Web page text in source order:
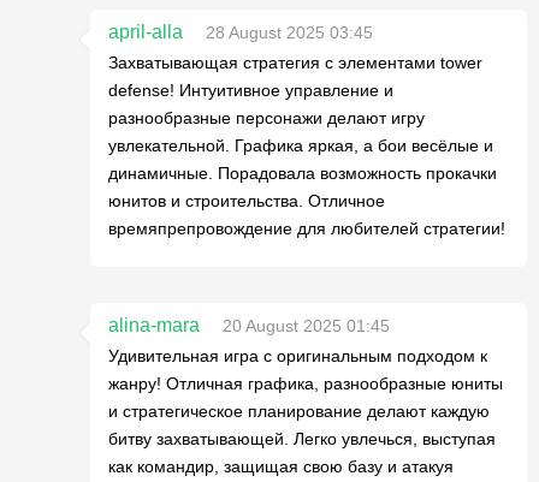
april-alla
28 August 2025 03:45
Захватывающая стратегия с элементами tower
defense! Интуитивное управление и
разнообразные персонажи делают игру
увлекательной. Графика яркая, а бои весёлые и
динамичные. Порадовала возможность прокачки
юнитов и строительства. Отличное
времяпрепровождение для любителей стратегии!
alina-mara
20 August 2025 01:45
Удивительная игра с оригинальным подходом к
жанру! Отличная графика, разнообразные юниты
и стратегическое планирование делают каждую
битву захватывающей. Легко увлечься, выступая
как командир, защищая свою базу и атакуя